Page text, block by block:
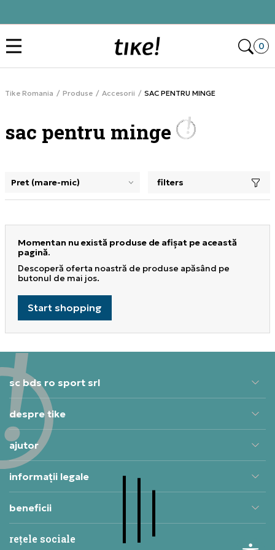
0
Tike Romania Produse Accesorii SAC PENTRU MINGE
sac pentru minge
selectarea unui filtru închide panoul de filtre, încarcă
filters
Momentan nu există produse de afișat pe această
pagină.
Descoperă oferta noastră de produse apăsând pe
butonul de mai jos.
Start shopping
sc bds ro sport srl
despre tike
ajutor
informații legale
beneficii
rețele sociale